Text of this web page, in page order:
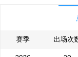
赛季 出场次